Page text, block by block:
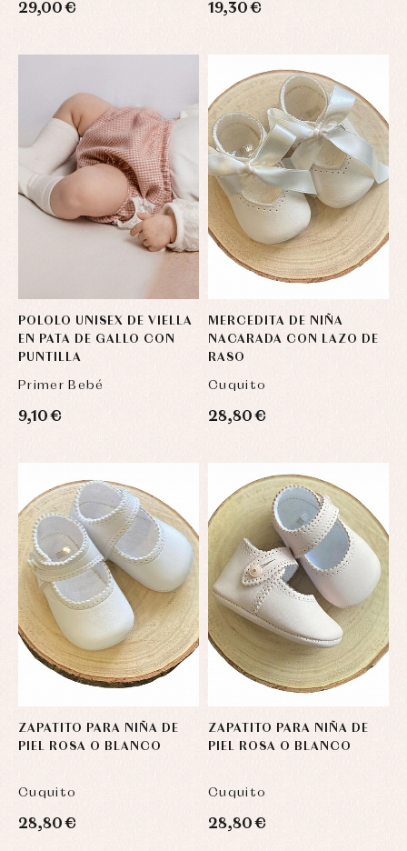
29,00 € 19,30 €
POLOLO UNISEX DE VIELLA
EN PATA DE GALLO CON
PUNTILLA
Primer Bebé
9,10 €
MERCEDITA DE NIÑA
NACARADA CON LAZO DE
RASO
Cuquito
28,80 €
ZAPATITO PARA NIÑA DE
PIEL ROSA O BLANCO
Cuquito
28,80 €
ZAPATITO PARA NIÑA DE
PIEL ROSA O BLANCO
Cuquito
28,80 €